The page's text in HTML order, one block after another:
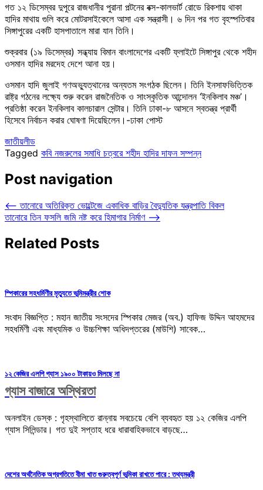
গত ১২ ডিসেম্বর দুপুরে রাজধানীর পুরানা পল্টনের বক্স-কালভার্ট রোডে রিকশায় থাকা
হা‌দির মাথায় গুলি করে মোটরসাইকেলে আসা এক সন্ত্রাসী। ৬ দিন পর গত বৃহস্পতিবার
সিঙ্গাপুরের একটি হাসপাতালে মারা যান তিনি।
শুক্রবার (১৯ ডিসেম্বর) সন্ধ্যায় বিমান বাংলাদেশের একটি ফ্লাইটে সিঙ্গাপুর থেকে শহীদ
ওসমান হাদির মরদেহ দেশে আনা হয়।
ওসমান হাদি জুলাই গণঅভ্যুত্থানের অন্যতম সংগঠক ছিলেন। তিনি ইনসাফভিত্তিক
রাষ্ট্র গঠনের লক্ষ্যে শুরু করেন রাজনৈতিক ও সাংস্কৃতিক আন্দোলন ‘ইনকিলাব মঞ্চ’।
প্রতিষ্ঠা করেন ইনকিলাব কালচারাল সেন্টার। তিনি ঢাকা-৮ আসনে স্বতন্ত্র প্রার্থী
হিসেবে নির্বাচন করার ঘোষণা দিয়েছিলেন।-ঢাকা পোস্ট
জাতীয়লীড
Tagged কবি নজরুলের সমাধি চত্বরে শহীদ হা‌দির দাফন সম্পন্ন
Post navigation
⟵ তানোরে অতিরিক্ত ভোল্টেজে একাধিক বাড়ির বৈদ্যুতিক যন্ত্রপাতি বিকল
তানোরে তিন ফসলি জমি নষ্ট করে হিমাগার নির্মাণ ⟶
Related Posts
স্পিকারের সহধর্মিণীর মৃত্যুতে ভূমিমন্ত্রীর শোক
সংবাদ বিজ্ঞপ্তি : মহান জাতীয় সংসদের স্পিকার মেজর (অব.) হাফিজ উদ্দিন আহমদের
সহধর্মিণী এবং মাধ্যমিক ও উচ্চশিক্ষা অধিদপ্তরের (মাউশি) সাবেক…
১২ কেজির এলপি গ্যাস ১৯০০ টাকায়ও মিলছে না
গ্যাস বাজারে অস্থিরতা
অনলাইন ডেস্ক : গৃহস্থালিতে রান্নায় সবচেয়ে বেশি ব্যবহৃত হয় ১২ কেজির এলপি
গ্যাস সিলিন্ডার। গত দুই সপ্তাহ ধরে ধারাবাহিকভাবে বাড়ছে…
দেশের অর্থনৈতিক অগ্রগতিতে বীমা খাত গুরুত্বপূর্ণ ভূমিকা রাখতে পারে : তথ্যমন্ত্রী